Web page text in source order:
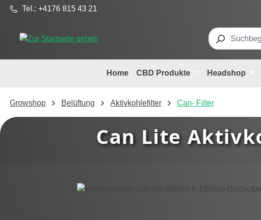
Hauptinhalt springen
Zur Suche springen
Zur Hauptnavigation springen
Tel.: +4176 815 43 21
Home CBD Produkte Headshop
Growshop Belüftung Aktivkohlefilter Can- Filter
Can Lite
Bildergalerie überspringen